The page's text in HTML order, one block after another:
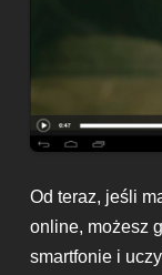
Od teraz, jeśli
online, możesz
smartfonie i